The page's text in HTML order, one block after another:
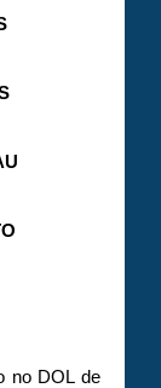
no DOL de